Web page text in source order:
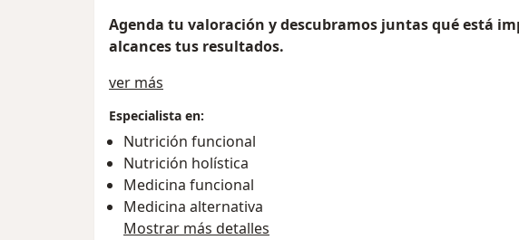
Agenda tu valoración y descubramos juntas qué está
alcances tus resultados.
ver más
Especialista en:
Nutrición funcional
Nutrición holística
Medicina funcional
Medicina alternativa
Mostrar más detalles